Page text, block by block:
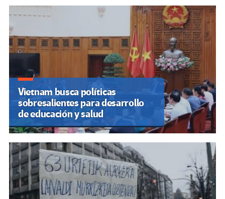
Vietnam busca políticas
sobresalientes para desarrollo
de educación y salud